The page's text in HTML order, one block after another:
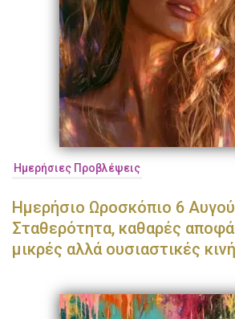
Ημερήσιες Προβλέψεις
Ημερήσιο Ωροσκόπιο 6
Σταθερότητα, καθαρές
μικρές αλλά ουσιαστικές